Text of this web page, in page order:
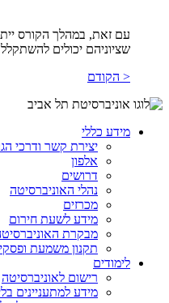
עם זאת, במהלך הקורס
שציוניהם יכולים
< הקודם
מידע כללי
יצירת קשר ודרכי
אלפון
דרושים
נהלי האוניברסיטה
מכרזים
מידע לשעת חירום
מבקרת
תקנון משמעת ופסקי
לימודים
רישום לאוניברסיטה
מידע למתעניינים